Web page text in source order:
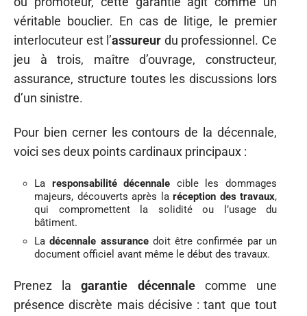
véritable bouclier. En cas de litige, le premier
interlocuteur est l’assureur du professionnel. Ce
jeu à trois, maître d’ouvrage, constructeur,
assurance, structure toutes les discussions lors
d’un sinistre.
Pour bien cerner les contours de la décennale,
voici ses deux points cardinaux principaux :
La responsabilité décennale cible les dommages
majeurs, découverts après la réception des travaux,
qui compromettent la solidité ou l’usage du
bâtiment.
Ladécennale assurancedoit être confirmée par un
document officiel avant même le début des travaux.
Prenez lagarantie décennalecomme une
présence discrète mais décisive : tant que tout